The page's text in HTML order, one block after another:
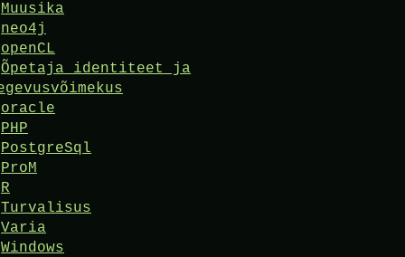
Muusika
neo4j
openCL
Õpetaja identiteet ja
oracle
PHP
PostgreSql
ProM
R
Turvalisus
Varia
Windows